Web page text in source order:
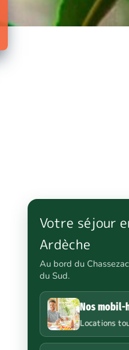
Votre séjour
Ardèche
Au bord du
du Sud.
Nos mobil-
Locations